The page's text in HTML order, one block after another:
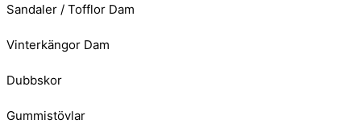
Sandaler / Tofflor Dam
Vinterkängor Dam
Dubbskor
Gummistövlar